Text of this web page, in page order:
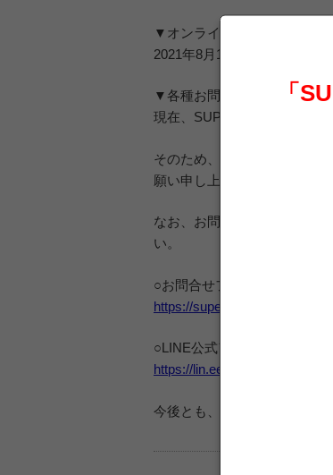
▼オンラインショップ発送手
2021年8月12日（木）～8月15
▼各種お問合せ受付
現在、SUPER GT SQUARE
そのため、お電話によるお問
願い申し上げます。
なお、お問合せは「お問合せ
い。
○お問合せフォーム
https://supergt-square.com/
○LINE公式アカウント
https://lin.ee/ePySLvt
今後とも、SUPER GT
「